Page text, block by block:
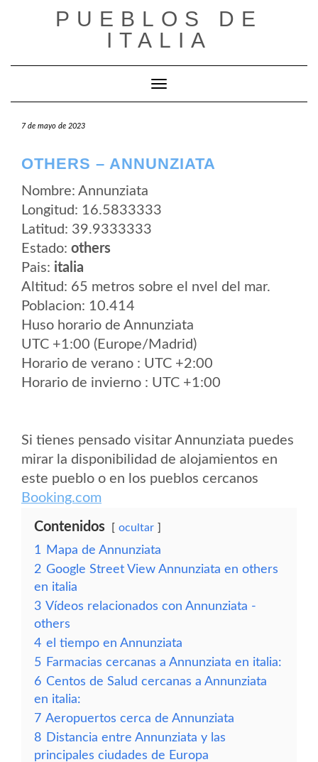
PUEBLOS DE
ITALIA
Cambiar modo de navegación
7 de mayo de 2023
OTHERS – ANNUNZIATA
Nombre: Annunziata
Longitud: 16.5833333
Latitud: 39.9333333
Estado: others
Pais: italia
Altitud: 65 metros sobre el nvel del mar.
Poblacion: 10.414
Huso horario de Annunziata
UTC +1:00 (Europe/Madrid)
Horario de verano : UTC +2:00
Horario de invierno : UTC +1:00
Si tienes pensado visitar Annunziata puedes
mirar la disponibilidad de alojamientos en
este pueblo o en los pueblos cercanos
Booking.com
Contenidos ocultar
1
Mapa de Annunziata
2 Google Street View Annunziata en others
en italia
3 Vídeos relacionados con Annunziata -
others
4 el tiempo en Annunziata
5 Farmacias cercanas a Annunziata en italia:
6 Centos de Salud cercanas a Annunziata
en italia:
7 Aeropuertos cerca de Annunziata
8 Distancia entre Annunziata y las
principales ciudades de Europa